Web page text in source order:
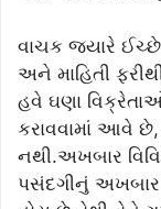
વાચક જ્યારે ઈચ્છે
અને માહિતી
હવે ઘણા
કરાવવામાં આવે
નથી.અખબાર
પસંદગીનું અખબાર